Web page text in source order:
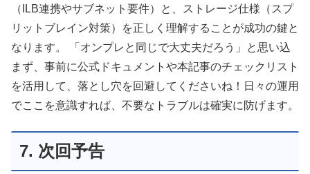
（ILB連携やサブネット要件）と、ストレージ仕様（スプ
リットブレイン対策）を正しく理解することが成功の鍵と
なります。 「オンプレと同じで大丈夫だろう」と思い込
まず、事前に公式ドキュメントや本記事のチェックリスト
を活用して、落とし穴を回避してくださいね！日々の運用
でここを意識すれば、不要なトラブルは確実に防げます。
7. 次回予告